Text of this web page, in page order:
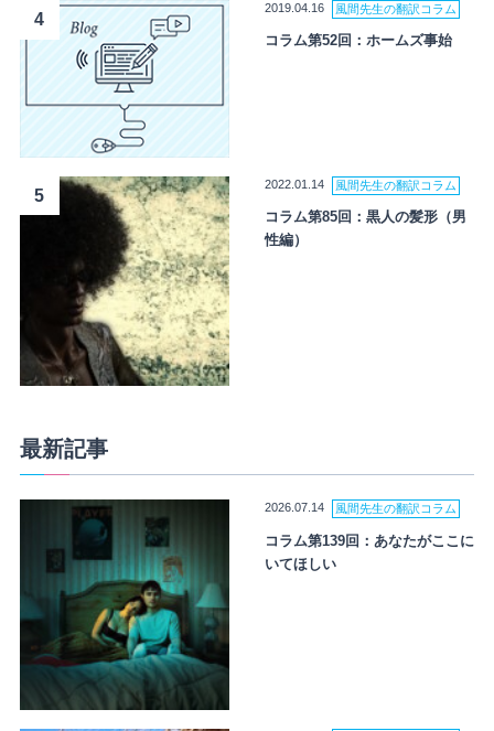
4
2019.04.16 風間先生の翻訳コラム
コラム第52回：ホームズ事始
5
2022.01.14 風間先生の翻訳コラム
コラム第85回：黒人の髪形（男
性編）
最新記事
2026.07.14 風間先生の翻訳コラム
コラム第139回：あなたがここに
いてほしい